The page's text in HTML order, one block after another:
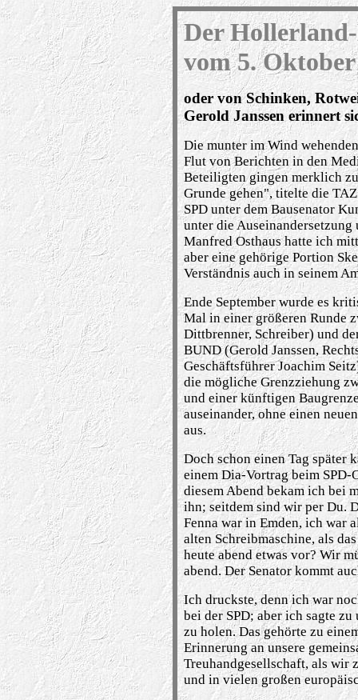
Der
vom 5. Oktober
oder von Schinken,
Gerold Janssen erinnert
Die munter im Wind
Flut von Berichten in den
Beteiligten gingen merklich
Grunde gehen", titelte die
SPD unter dem Bausenator
unter die
Manfred Osthaus hatte ich
aber eine gehörige Portion
Verständnis auch in seinem
Ende September wurde es
Mal in einer größeren Runde
Dittbrenner, Schreiber) und
BUND (Gerold Janssen,
Geschäftsführer Joachim
die mögliche Grenzziehung
und einer künftigen
auseinander, ohne einen
aus.
Doch schon einen Tag später
einem Dia-Vortrag beim SPD-
diesem Abend bekam ich bei
ihn; seitdem sind wir per Du.
Fenna war in Emden, ich war
alten Schreibmaschine, als
heute abend etwas vor? Wir m
abend. Der Senator kommt
Ich druckste, denn ich war
bei der SPD; aber ich sagte
zu holen. Das ge­hörte zu
Erinnerung an unsere
Treuhandgesellschaft, als wir
und in vielen großen europä